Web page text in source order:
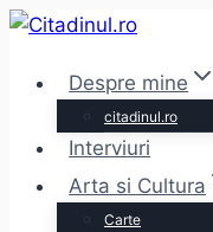
Skip
contentDespre mine
citadinul.ro
Interviuri
Arta si Cultura
Carte